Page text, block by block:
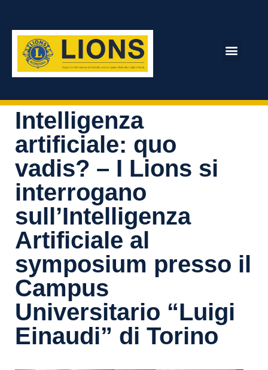
Homepage NEWS
DISTRETTO 108 Ia1
Intelligenza artificiale: quo vadis? – I Lions si interrogano
sull’Intelligenza Artificiale al symposium presso il Campus
Universitario “Luigi Einaudi” di Torino
Intelligenza
artificiale: quo
vadis? – I Lions si
interrogano
sull’Intelligenza
Artificiale al
symposium presso il
Campus
Universitario “Luigi
Einaudi” di Torino